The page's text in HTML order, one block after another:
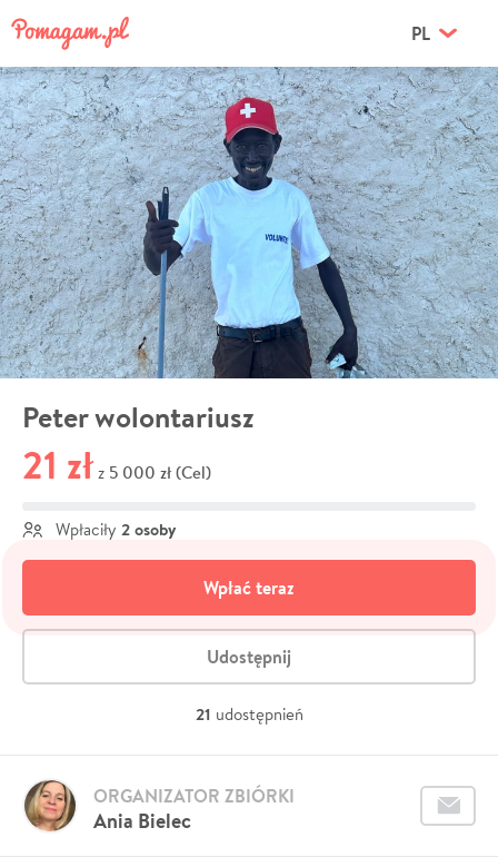
PL
Peter wolontariusz
21 zł z 5 000 zł (Cel)
Wpłaciły 2 osoby
Wpłać teraz
Udostępnij
21 udostępnień
Ania Bielec
ORGANIZATOR ZBIÓRKI